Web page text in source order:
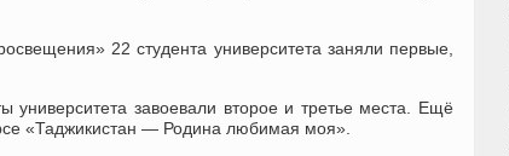
22 студента университета заняли первые,
университета завоевали второе и третье места. Ещё
«Таджикистан — Родина любимая моя».